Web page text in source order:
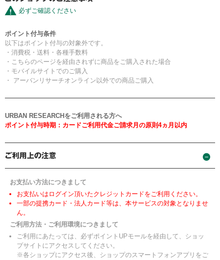
必ずご確認ください
ポイント付与条件
以下はポイント付与の対象外です。
・消費税・送料・各種手数料
・こちらのページを経由されずに商品をご購入された場合
・モバイルサイトでのご購入
・ アーバンリサーチオンライン以外での商品ご購入
URBAN RESEARCHをご利用される方へ
ポイント付与時期：カードご利用代金ご請求月の原則4ヵ月以内
お支払い方法につきまして
お支払いはログイン頂いたクレジットカードをご利用ください。
一部の提携カード・法人カード等は、本サービスの対象となりませ
ん。
ご利用方法・ご利用環境につきまして
ご利用にあたっては、必ずポイントUPモールを経由して、ショッ
プサイトにアクセスしてください。
※各ショップにアクセス後、ショップのスマートフォンアプリをご